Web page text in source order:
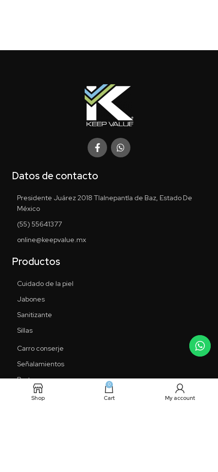
Datos de contacto
Presidente Juárez 2018 Tlalnepantla de Baz, Estado De
México
(55) 55641377
online@keepvalue.mx
Productos
Cuidado de la piel
Jabones
Sanitizante
Sillas
Carro conserje
Señalamientos
Brute
RolloutShop
0
Cart My account